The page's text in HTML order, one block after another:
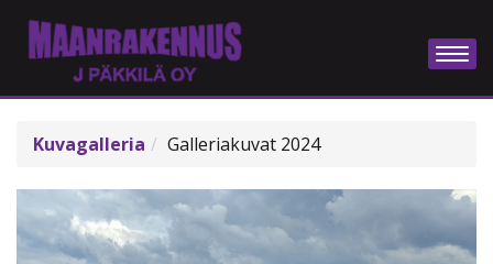
Kuvagalleria Galleriakuvat 2024